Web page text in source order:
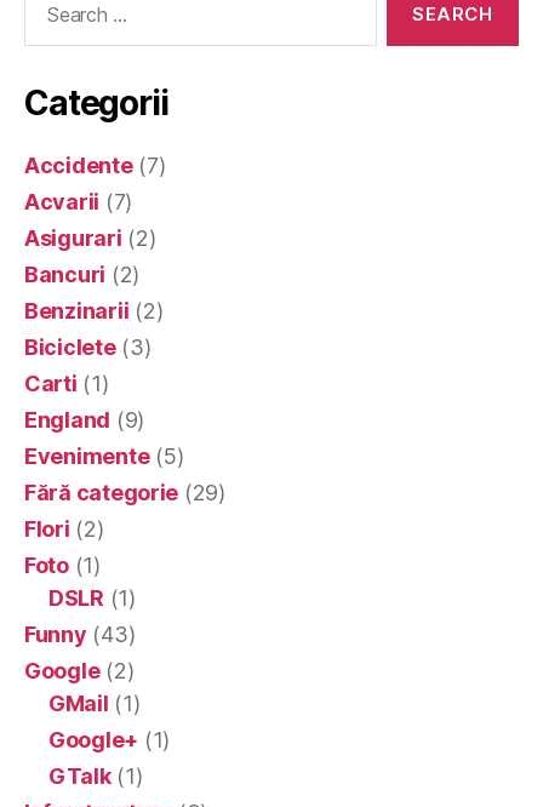
Categorii
Accidente(7)
Acvarii (7)
Asigurari (2)
Bancuri (2)
Benzinarii (2)
Biciclete(3)
Carti (1)
England (9)
Evenimente(5)
Fără categorie (29)
Flori (2)
Foto(1)
DSLR (1)
Funny (43)
Google(2)
GMail (1)
Google+ (1)
GTalk(1)